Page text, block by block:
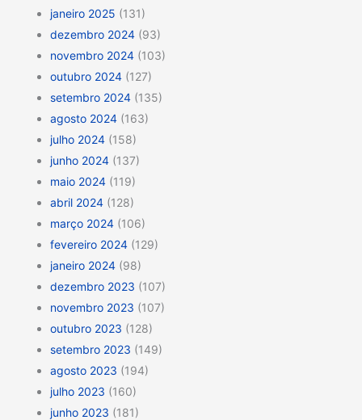
janeiro 2025 (131)
dezembro 2024 (93)
novembro 2024 (103)
outubro 2024 (127)
setembro 2024 (135)
agosto 2024 (163)
julho 2024 (158)
junho 2024 (137)
maio 2024 (119)
abril 2024 (128)
março 2024 (106)
fevereiro 2024 (129)
janeiro 2024 (98)
dezembro 2023 (107)
novembro 2023 (107)
outubro 2023 (128)
setembro 2023 (149)
agosto 2023 (194)
julho 2023 (160)
junho 2023 (181)